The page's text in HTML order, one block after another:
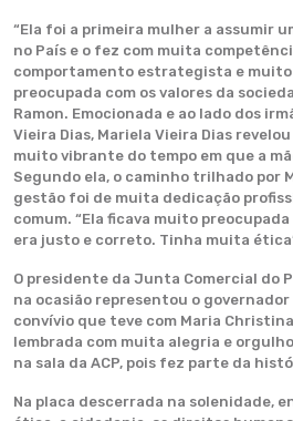
“Ela foi a primeira mulher a assumir
no País e o fez com muita
comportamento estrategista e muito
preocupada com os valores da
Ramon. Emocionada e ao lado dos
Vieira Dias, Mariela Vieira Dias
muito vibrante do tempo em que a
Segundo ela, o caminho trilhado por
gestão foi de muita dedicação
comum. “Ela ficava muito
era justo e correto. Tinha muita
O presidente da Junta Comercial do
na ocasião representou o
convívio que teve com Maria
lembrada com muita alegria e
na sala da ACP, pois fez parte da
Na placa descerrada na solenidade,